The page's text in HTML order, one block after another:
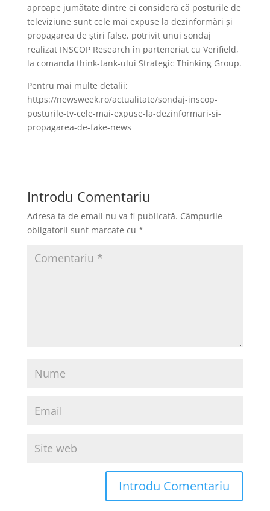
aproape jumătate dintre ei consideră că posturile de
televiziune sunt cele mai expuse la dezinformări şi
propagarea de ştiri false, potrivit unui sondaj
realizat INSCOP Research în parteneriat cu Verifield,
la comanda think-tank-ului Strategic Thinking Group.
Pentru mai multe detalii:
https://newsweek.ro/actualitate/sondaj-inscop-
posturile-tv-cele-mai-expuse-la-dezinformari-si-
propagarea-de-fake-news
Introdu Comentariu
Adresa ta de email nu va fi publicată. Câmpurile
obligatorii sunt marcate cu *